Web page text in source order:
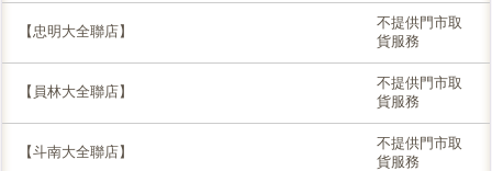
【忠明大全聯店】
不提供門市取
貨服務
【員林大全聯店】
不提供門市取
貨服務
【斗南大全聯店】
不提供門市取
貨服務